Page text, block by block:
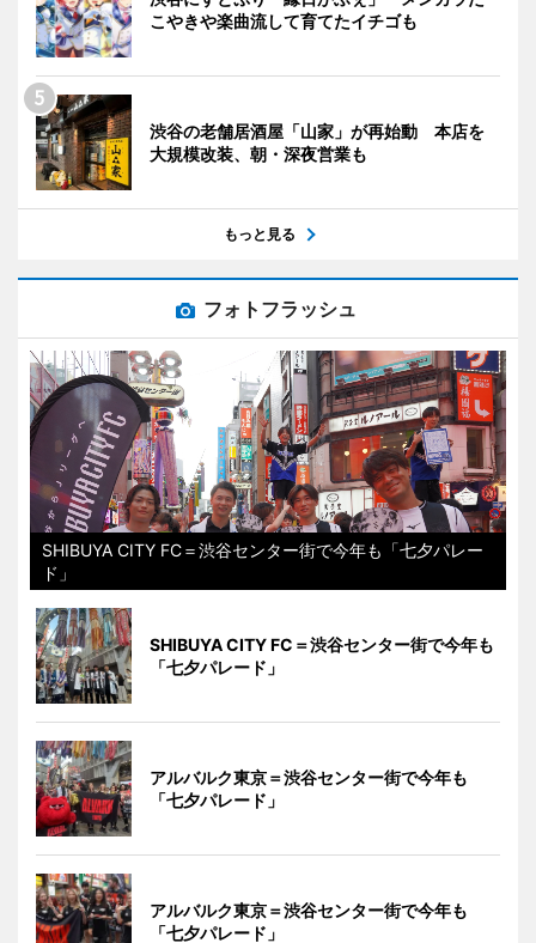
こやきや楽曲流して育てたイチゴも
渋谷の老舗居酒屋「山家」が再始動 本店を
大規模改装、朝・深夜営業も
もっと見る
フォトフラッシュ
SHIBUYA CITY FC＝渋谷センター街で今年も「七夕パレー
ド」
SHIBUYA CITY FC＝渋谷センター街で今年も
「七夕パレード」
アルバルク東京＝渋谷センター街で今年も
「七夕パレード」
アルバルク東京＝渋谷センター街で今年も
「七夕パレード」